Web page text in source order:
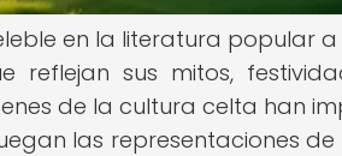
en la literatura popular a
sus mitos,
de la cultura celta han
las representaciones